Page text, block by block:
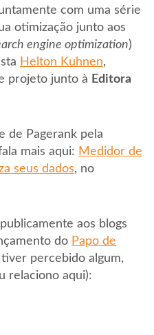
com uma série
otimização junto aos
engine optimization)
Helton Kuhnen,
projeto junto à Editora
de Pagerank pela
mais aqui: Medidor de
seus dados, no
aos blogs
do Papo de
percebido algum,
relaciono aqui):